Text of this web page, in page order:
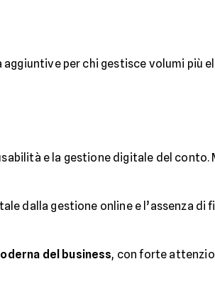
per chi gestisce volumi più
e la gestione digitale del conto.
dalla gestione online e l’assenza di
del business, con forte